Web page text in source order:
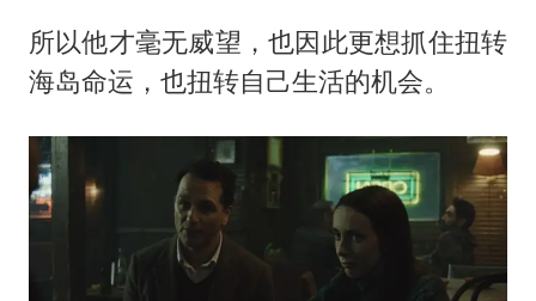
所以他才毫无威望，也因此更想抓住扭转
海岛命运，也扭转自己生活的机会。